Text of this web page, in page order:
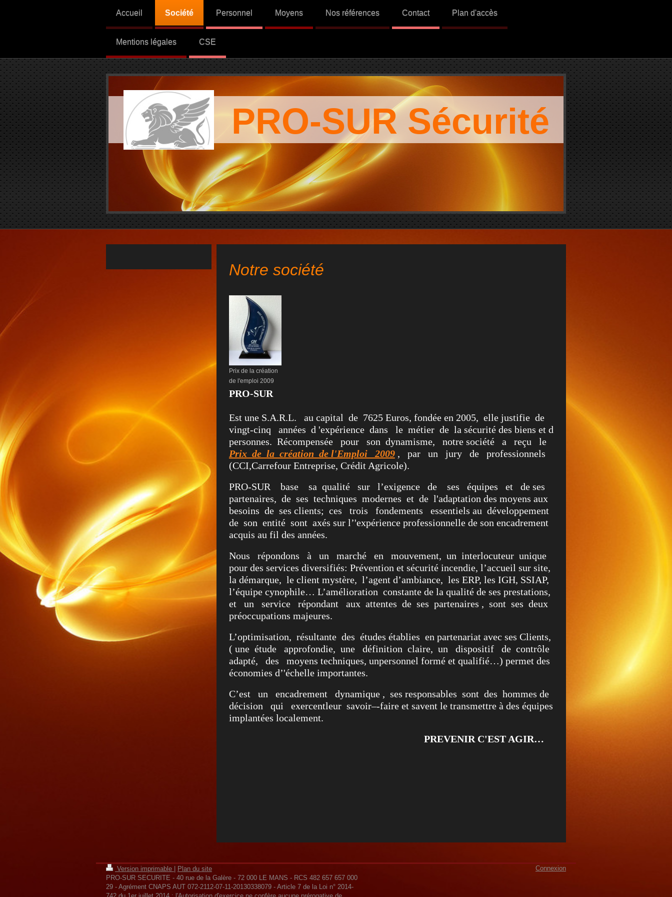
Accueil Société Personnel Moyens Nos références Contact Plan d'accès
Mentions légales CSE
PRO-SUR Sécurité
Notre société
Prix de la création
de l'emploi 2009
PRO-SUR
Est une S.A.R.L. au capital de 7625 Euros, fondée en 2005, elle justifie de
vingt-cinq années d 'expérience dans le métier de la sécurité des biens et des
personnes. Récompensée pour son dynamisme, notre société a reçu le
Prix de la création de l'Emploi 2009​ , par un jury de professionnels
(CCI,Carrefour Entreprise, Crédit Agricole).
PRO-SUR base sa qualité sur l’exigence de ses équipes et de ses
partenaires, de ses techniques modernes et de l'adaptation des moyens aux
besoins de ses clients; ces trois fondements essentiels au développement
de son entité sont axés sur l’'expérience professionnelle de son encadrement
acquis au fil des années.
Nous répondons à un marché en mouvement, un interlocuteur unique
pour des services diversifiés: Prévention et sécurité incendie, l’accueil sur site,
la démarque, le client mystère, l’agent d’ambiance, les ERP, les IGH, SSIAP,
l’équipe cynophile… L’amélioration constante de la qualité de ses prestations,
et un service répondant aux attentes de ses partenaires , sont ses deux
préoccupations majeures.
L’optimisation, résultante des études établies en partenariat avec ses Clients,
( une étude approfondie, une définition claire, un dispositif de contrôle
adapté, des moyens techniques, unpersonnel formé et qualifié…) permet des
économies d’'échelle importantes.
C’est un encadrement dynamique , ses responsables sont des hommes de
décision qui exercentleur savoir–-faire et savent le transmettre à des équipes
implantées localement.
PREVENIR C'EST AGIR…
Version imprimable
Plan du site
PRO-SUR SECURITE - 40 rue de la Galère - 72 000 LE MANS - RCS 482 657 657 000
29 - Agrément CNAPS AUT 072-2112-07-11-20130338079 - Article 7 de la Loi n° 2014-
Connexion